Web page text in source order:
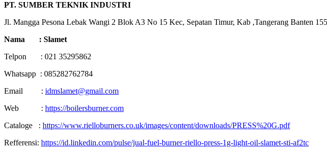
PT. SUMBER TEKNIK INDUSTRI
Jl. Mangga Pesona Lebak Wangi 2 Blok A3 No 15 Kec, Sepatan Timur, Kab ,Tangerang Banten
Nama : Slamet
Telpon : 021 35295862
Whatsapp : 085282762784
Email : idmslamet@gmail.com
Web : https://boilersburner.com
Cataloge : https://www.rielloburners.co.uk/images/content/downloads/PRESS%20G.pdf
Refferensi: https://id.linkedin.com/pulse/jual-fuel-burner-riello-press-1g-light-oil-slamet-sti-af2tc